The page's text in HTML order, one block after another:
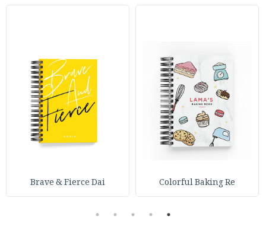
Colorful Baking Re
Brave & Fierce Dai
1
2
3
4
5